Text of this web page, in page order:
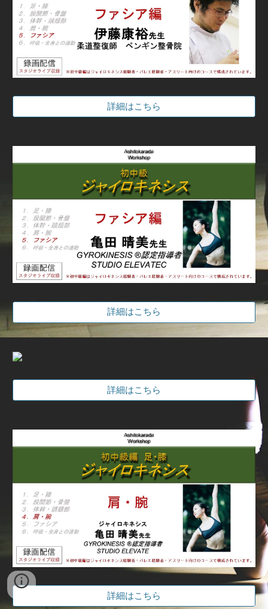
詳細はこちら
詳細はこちら
詳細はこちら
詳細はこちら